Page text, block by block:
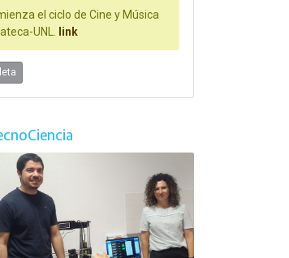
el ciclo de Cine y Música
UNL.
link